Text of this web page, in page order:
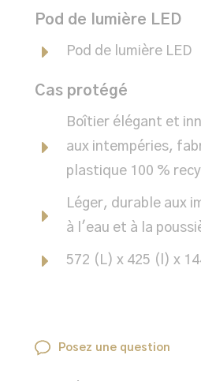
Pod de lumière LED
Pod de lumière LED
Cas protégé
Boîtier élégant et
aux intempéries,
plastique 100 %
Léger, durable aux
à l'eau et à la
572 (L) x 425 (l) x
Posez une question